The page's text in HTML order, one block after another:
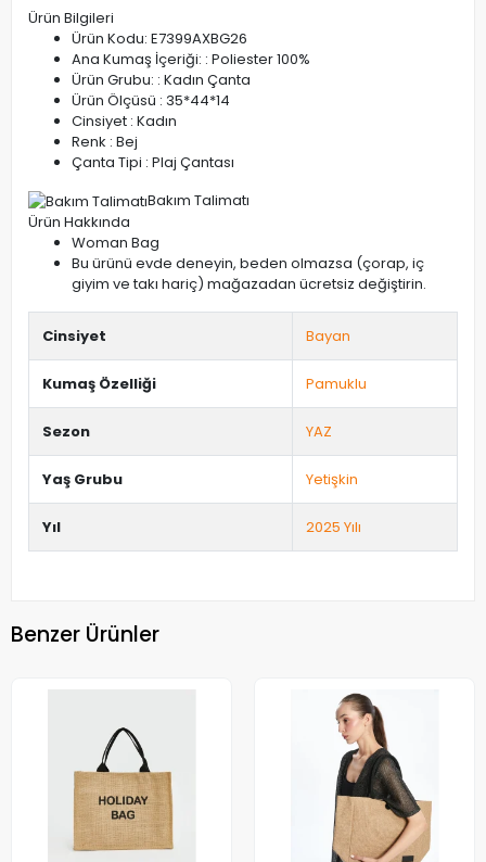
Ürün Bilgileri
Ürün Kodu: E7399AXBG26
Ana Kumaş İçeriği: : Poliester 100%
Ürün Grubu: : Kadın Çanta
Ürün Ölçüsü : 35*44*14
Cinsiyet : Kadın
Renk : Bej
Çanta Tipi : Plaj Çantası
Bakım Talimatı
Ürün Hakkında
Woman Bag
Bu ürünü evde deneyin, beden olmazsa (çorap, iç
giyim ve takı hariç) mağazadan ücretsiz değiştirin.
Cinsiyet Bayan
Kumaş Özelliği Pamuklu
Sezon YAZ
Yaş Grubu Yetişkin
Yıl 2025 Yılı
Benzer Ürünler